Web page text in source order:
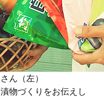
ん（左）
物づくりをお伝えし